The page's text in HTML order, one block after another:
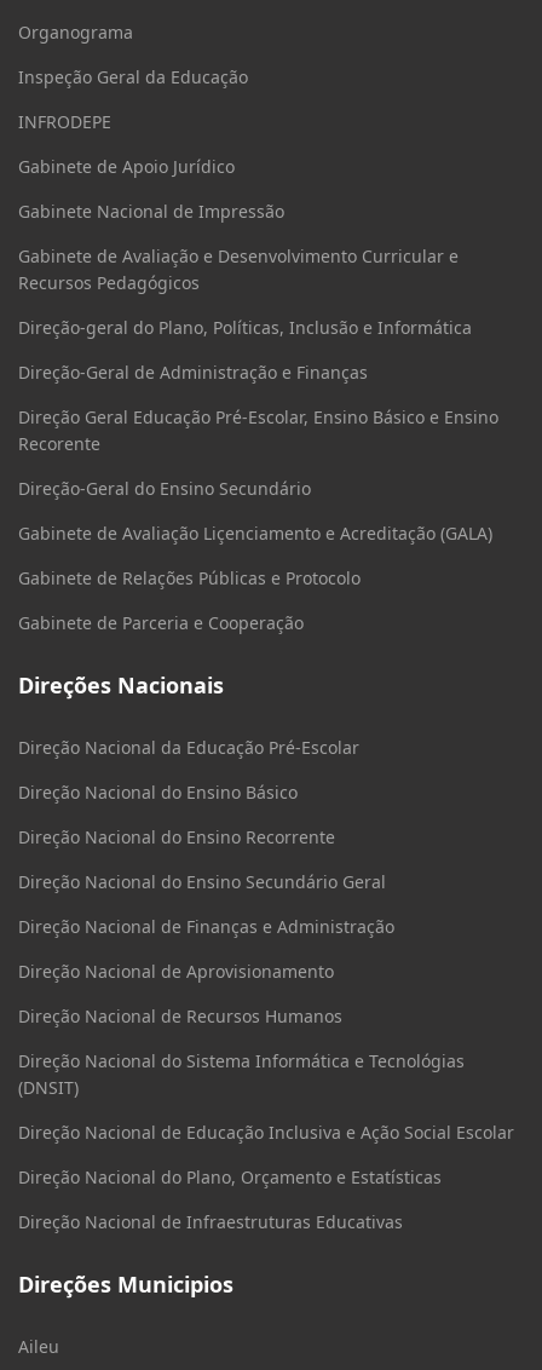
Organograma
Inspeção Geral da Educação
INFRODEPE
Gabinete de Apoio Jurídico
Gabinete Nacional de Impressão
Gabinete de Avaliação e Desenvolvimento Curricular e
Recursos Pedagógicos
Direção-geral do Plano, Políticas, Inclusão e Informática
Direção-Geral de Administração e Finanças
Direção Geral Educação Pré-Escolar, Ensino Básico e Ensino
Recorente
Direção-Geral do Ensino Secundário
Gabinete de Avaliação Liçenciamento e Acreditação (GALA)
Gabinete de Relações Públicas e Protocolo
Gabinete de Parceria e Cooperação
Direções Nacionais
Direção Nacional da Educação Pré-Escolar
Direção Nacional do Ensino Básico
Direção Nacional do Ensino Recorrente
Direção Nacional do Ensino Secundário Geral
Direção Nacional de Finanças e Administração
Direção Nacional de Aprovisionamento
Direção Nacional de Recursos Humanos
Direção Nacional do Sistema Informática e Tecnológias
(DNSIT)
Direção Nacional de Educação Inclusiva e Ação Social Escolar
Direção Nacional do Plano, Orçamento e Estatísticas
Direção Nacional de Infraestruturas Educativas
Direções Municipios
Aileu